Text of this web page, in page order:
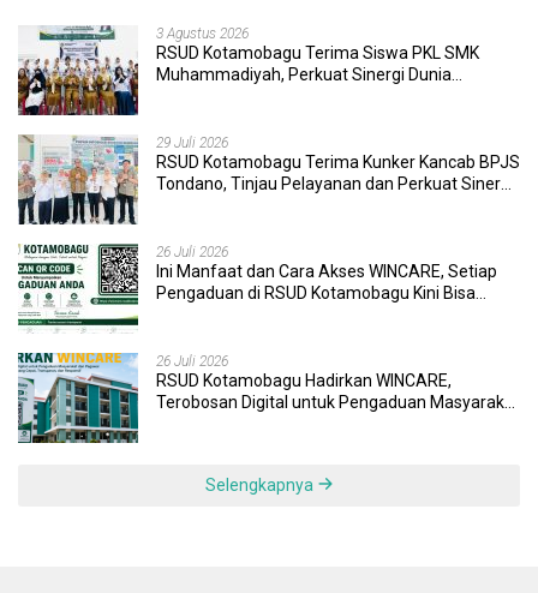
3 Agustus 2026
RSUD Kotamobagu Terima Siswa PKL SMK
Muhammadiyah, Perkuat Sinergi Dunia
29 Juli 2026
RSUD Kotamobagu Terima Kunker Kancab BPJS
Tondano, Tinjau Pelayanan dan Perkuat Sinergi
26 Juli 2026
Ini Manfaat dan Cara Akses WINCARE, Setiap
Pengaduan di RSUD Kotamobagu Kini Bisa
26 Juli 2026
RSUD Kotamobagu Hadirkan WINCARE,
Terobosan Digital untuk Pengaduan Masyarakat
Selengkapnya